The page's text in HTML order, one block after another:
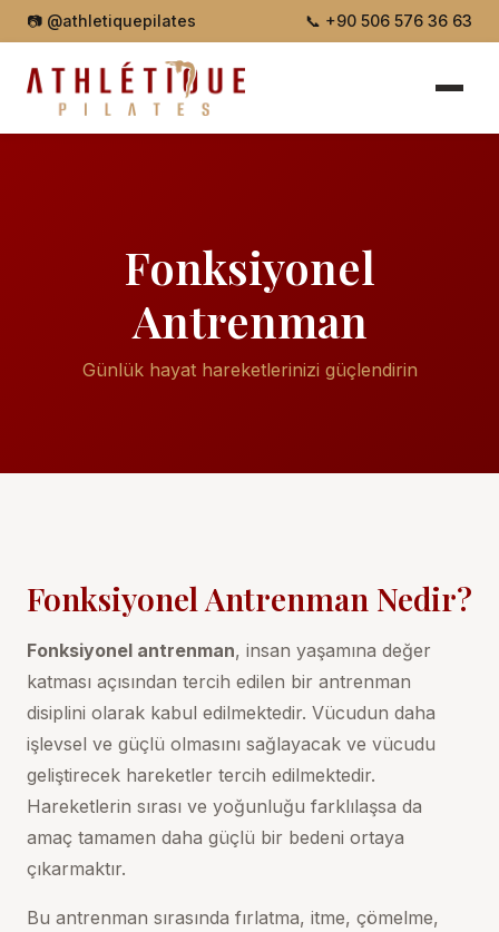
📷 @athletiquepilates 📞 +90 506 576 36 63
Fonksiyonel
Antrenman
Günlük hayat hareketlerinizi güçlendirin
Fonksiyonel Antrenman Nedir?
Fonksiyonel antrenman, insan yaşamına değer
katması açısından tercih edilen bir antrenman
disiplini olarak kabul edilmektedir. Vücudun daha
işlevsel ve güçlü olmasını sağlayacak ve vücudu
geliştirecek hareketler tercih edilmektedir.
Hareketlerin sırası ve yoğunluğu farklılaşsa da
amaç tamamen daha güçlü bir bedeni ortaya
çıkarmaktır.
Bu antrenman sırasında fırlatma, itme, çömelme,